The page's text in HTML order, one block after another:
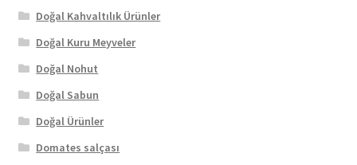
Doğal Kahvaltılık Ürünler
Doğal Kuru Meyveler
Doğal Nohut
Doğal Sabun
Doğal Ürünler
Domates salçası